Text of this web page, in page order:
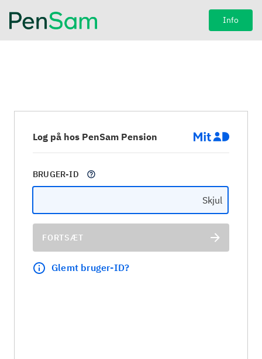
Log på hos PenSam Pension
BRUGER-ID
Skjul
FORTSÆT
Glemt bruger-ID?
Info